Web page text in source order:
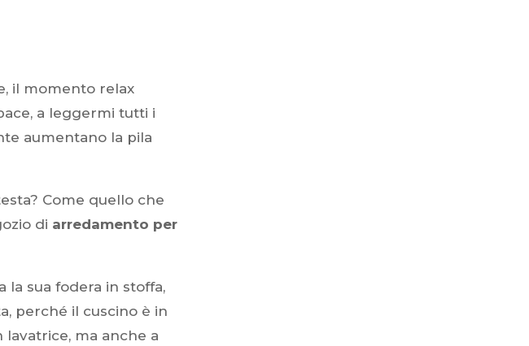
il momento relax
a leggermi tutti i
aumentano la pila
Come quello che
di arredamento per
la sua fodera in stoffa,
perché il cuscino è in
ma anche a